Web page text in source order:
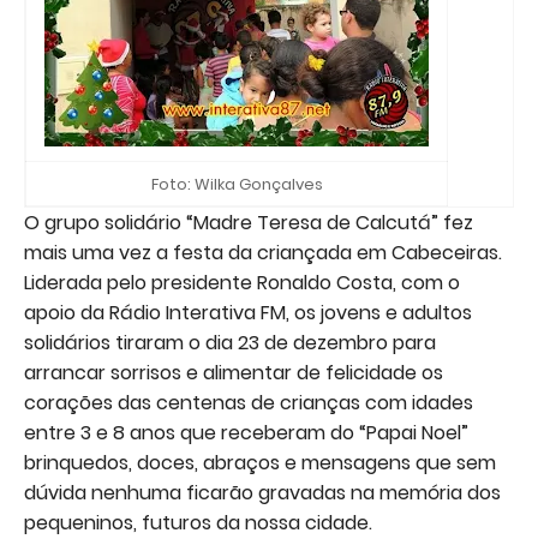
Foto: Wilka Gonçalves
O grupo solidário “Madre Teresa de Calcutá” fez
mais uma vez a festa da criançada em Cabeceiras.
Liderada pelo presidente Ronaldo Costa, com o
apoio da Rádio Interativa FM, os jovens e adultos
solidários tiraram o dia 23 de dezembro para
arrancar sorrisos e alimentar de felicidade os
corações das centenas de crianças com idades
entre 3 e 8 anos que receberam do “Papai Noel”
brinquedos, doces, abraços e mensagens que sem
dúvida nenhuma ficarão gravadas na memória dos
pequeninos, futuros da nossa cidade.